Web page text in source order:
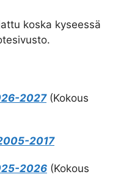
koska kyseessä
2027(Kokous
2017
2026 (Kokous